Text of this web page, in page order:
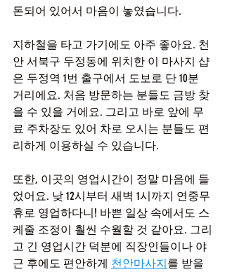
돈되어 있어서 마음이 놓였습니다.
지하철을 타고 가기에도 아주 좋아요. 천
안 서북구 두정동에 위치한 이 마사지 샵
은 두정역 1번 출구에서 도보로 단 10분
거리에요. 처음 방문하는 분들도 금방 찾
을 수 있을 거에요. 그리고 바로 앞에 무
료 주차장도 있어 차로 오시는 분들도 편
리하게 이용하실 수 있습니다.
또한, 이곳의 영업시간이 정말 마음에 들
었어요. 낮 12시부터 새벽 1시까지 연중무
휴로 영업하다니! 바쁜 일상 속에서도 스
케줄 조정이 훨씬 수월할 것 같아요. 그리
고 긴 영업시간 덕분에 직장인들이나 야
근 후에도 편안하게 천안마사지를 받을